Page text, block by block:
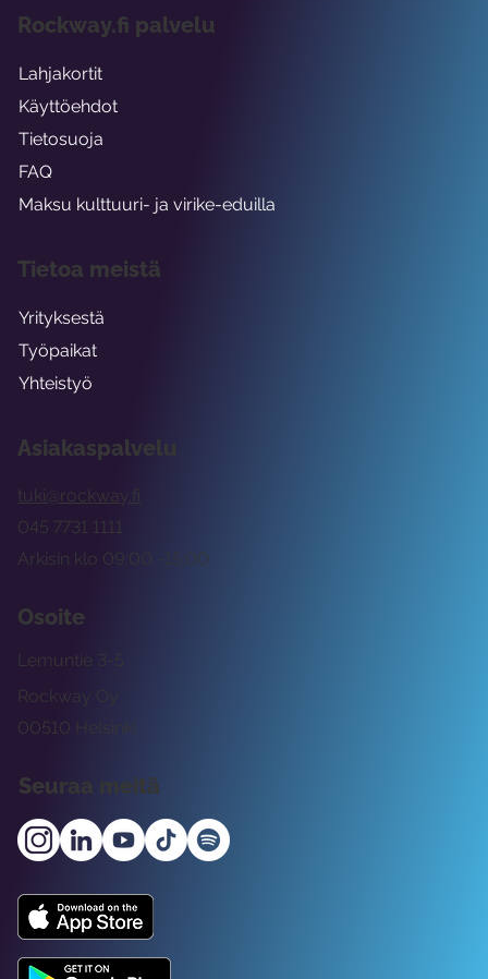
Asiakaspalvelu
tuki@rockway.fi
Arkisin klo 09:00 -15:00
045 7731 1111
Osoite
Rockway Oy
Lemuntie 3-5
00510 Helsinki
Seuraa meitä
Rockway.fi palvelu
Lahjakortit
Käyttöehdot
Tietosuoja
FAQ
Maksu kulttuuri- ja virike-eduilla
Tietoa meistä
Yrityksestä
Työpaikat
Yhteistyö